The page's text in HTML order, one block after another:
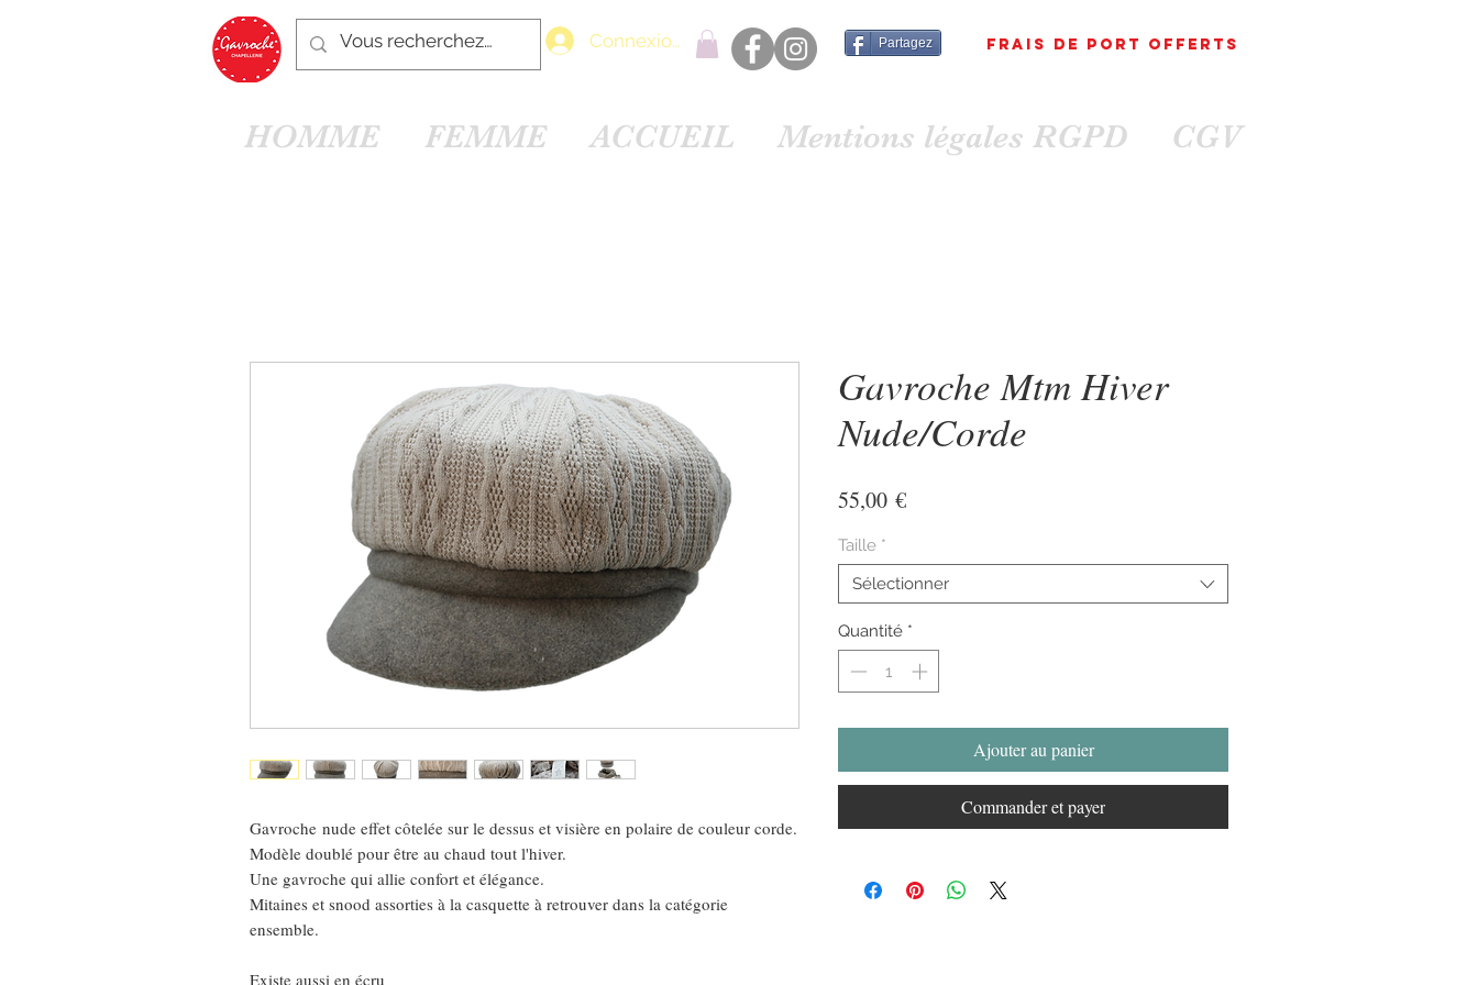
Connexion Partagez FRAIS DE PORT OFFErts
HOMME FEMME ACCUEIL Mentions légales RGPD CGV
Gavroche nude effet côtelée sur le dessus et visière en polaire de couleur corde.
Modèle doublé pour être au chaud tout l'hiver.
Une gavroche qui allie confort et élégance.
Mitaines et snood assorties à la casquette à retrouver dans la catégorie
ensemble.
Existe aussi en écru
Gavroche Mtm Hiver
Nude/Corde
55,00 €Prix
Taille *
Sélectionner
Quantité *
Ajouter au panier
Commander et payer